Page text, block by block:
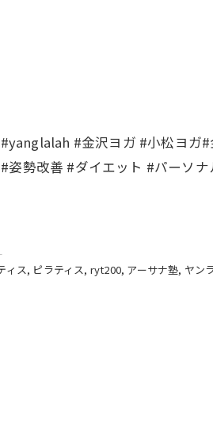
#金沢ヨガ #小松ヨガ#
姿勢改善 #ダイエット #パーソ
ィス ピラティス ryt200 アーサナ塾 ヤン